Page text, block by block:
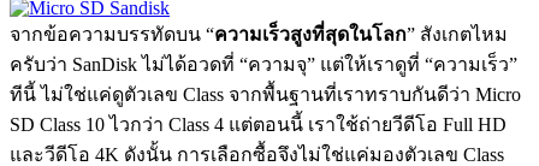
จากข้อความบรรทัดบน “ความเร็วสูงที่สุดในโลก” สังเกตไหม
ครับว่า SanDisk ไม่ได้อวดที่ “ความจุ” แต่ให้เราดูที่ “ความเร็ว”
ทีนี้ ไม่ใช่แค่ดูตัวเลข Class จากพื้นฐานที่เราทราบกันดีว่า Micro
SD Class 10 ไวกว่า Class 4 แต่ตอนนี้ เราใช้ถ่ายวีดีโอ Full HD
และวีดีโอ 4K ดังนั้น การเลือกซื้อจึงไม่ใช่แค่มองตัวเลข Class